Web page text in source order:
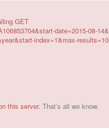
GET
date=2015-08-
index=1&max-
this server. That’s all we know.